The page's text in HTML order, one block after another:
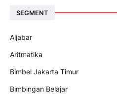
SEGMENT
Aljabar
Aritmatika
Bimbel Jakarta Timur
Bimbingan Belajar